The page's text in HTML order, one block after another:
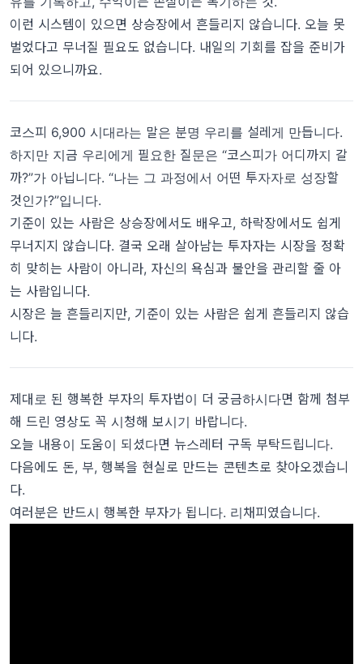
이런 시스템이 있으면 상승장에서 흔들리지 않습니다. 오늘 못
벌었다고 무너질 필요도 없습니다. 내일의 기회를 잡을 준비가
되어 있으니까요.
코스피 6,900 시대라는 말은 분명 우리를 설레게 만듭니다.
하지만 지금 우리에게 필요한 질문은 “코스피가 어디까지 갈
까?”가 아닙니다. “나는 그 과정에서 어떤 투자자로 성장할
것인가?”입니다.
기준이 있는 사람은 상승장에서도 배우고, 하락장에서도 쉽게
무너지지 않습니다. 결국 오래 살아남는 투자자는 시장을 정확
히 맞히는 사람이 아니라, 자신의 욕심과 불안을 관리할 줄 아
는 사람입니다.
시장은 늘 흔들리지만, 기준이 있는 사람은 쉽게 흔들리지 않습
니다.
제대로 된 행복한 부자의 투자법이 더 궁금하시다면 함께 첨부
해 드린 영상도 꼭 시청해 보시기 바랍니다.
오늘 내용이 도움이 되셨다면 뉴스레터 구독 부탁드립니다.
다음에도 돈, 부, 행복을 현실로 만드는 콘텐츠로 찾아오겠습니
다.
여러분은 반드시 행복한 부자가 됩니다. 리채피였습니다.